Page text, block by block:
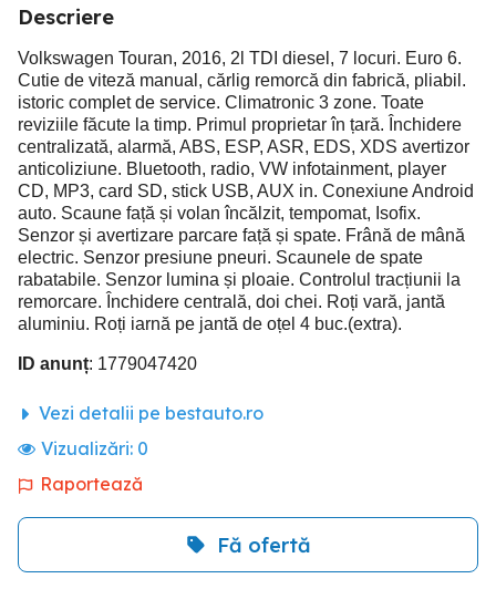
Descriere
Volkswagen Touran, 2016, 2l TDI diesel, 7 locuri. Euro 6.
Cutie de viteză manual, cărlig remorcă din fabrică, pliabil.
istoric complet de service. Climatronic 3 zone. Toate
reviziile făcute la timp. Primul proprietar în țară. Închidere
centralizată, alarmă, ABS, ESP, ASR, EDS, XDS avertizor
anticoliziune. Bluetooth, radio, VW infotainment, player
CD, MP3, card SD, stick USB, AUX in. Conexiune Android
auto. Scaune față și volan încălzit, tempomat, Isofix.
Senzor și avertizare parcare față și spate. Frână de mână
electric. Senzor presiune pneuri. Scaunele de spate
rabatabile. Senzor lumina și ploaie. Controlul tracțiunii la
remorcare. Închidere centrală, doi chei. Roți vară, jantă
aluminiu. Roți iarnă pe jantă de oțel 4 buc.(extra).
ID anunț: 1779047420
Vezi detalii pe bestauto.ro
Vizualizări: 0
Raportează
Fă ofertă